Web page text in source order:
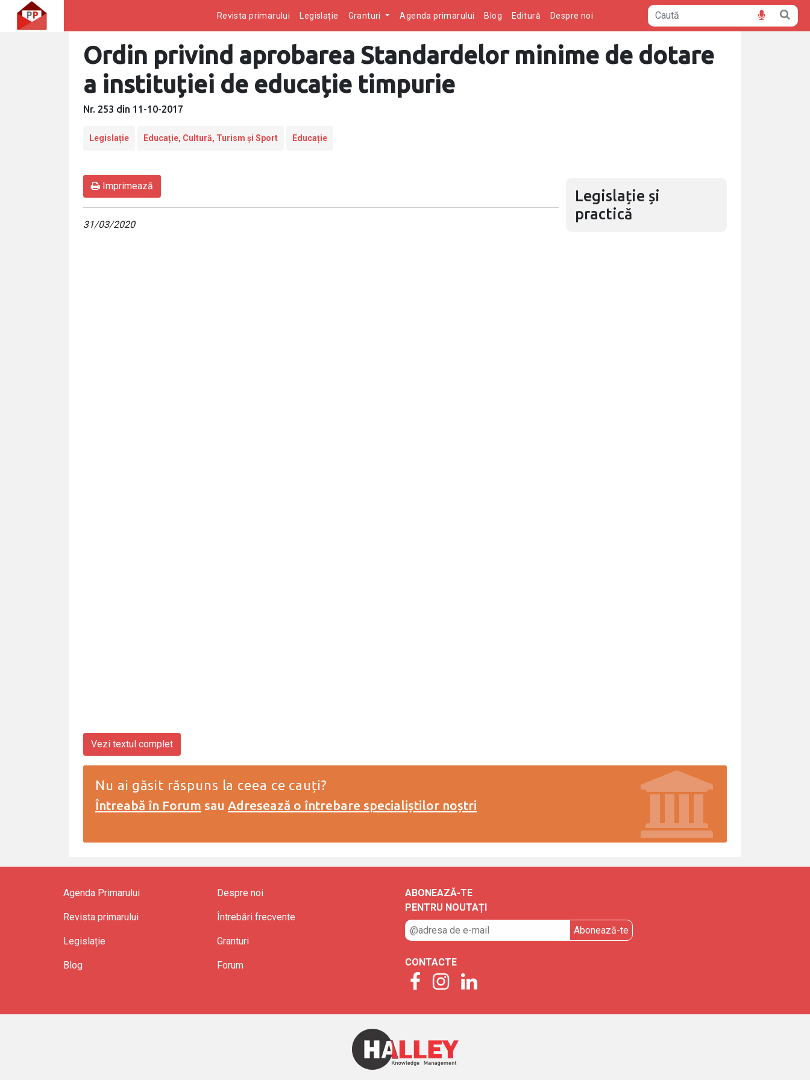
Revista primarului Legislație Granturi Agenda primarului Blog Editură Despre noi
Ordin privind aprobarea Standardelor minime de dotare
a instituției de educație timpurie
Nr. 253 din 11-10-2017
Legislație Educație, Cultură, Turism și Sport Educație
Imprimează
31/03/2020
Legislație și
practică
Vezi textul complet
Nu ai găsit răspuns la ceea ce cauți?
Întreabă în Forum sau Adresează o întrebare specialiștilor noștri
Agenda Primarului Despre noi
Revista primarului Întrebări frecvente
Legislație Granturi
Blog Forum
ABONEAZĂ-TE
PENTRU NOUTAȚI
CONTACTE